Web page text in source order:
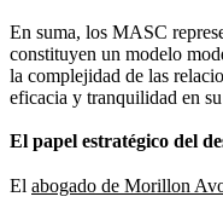
En suma, los MASC
constituyen un modelo
la complejidad de las
eficacia y tranquilidad en
El papel estratégico del
El abogado de Morillon